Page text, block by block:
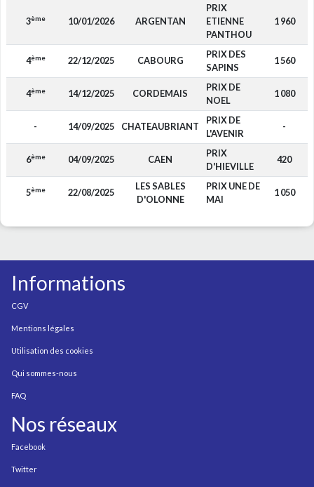
3ème 10/01/2026 ARGENTAN
PRIX
ETIENNE
PANTHOU
1 960
4ème 22/12/2025 CABOURG
PRIX DES
SAPINS
1 560
4ème 14/12/2025 CORDEMAIS
PRIX DE
NOEL
1 080
- 14/09/2025 CHATEAUBRIANT
PRIX DE
L'AVENIR
-
6ème 04/09/2025 CAEN
PRIX
D'HIEVILLE
420
5ème 22/08/2025
LES SABLES
D'OLONNE
PRIX UNE DE
MAI
1 050
Informations
CGV
Mentions légales
Utilisation des cookies
Qui sommes-nous
FAQ
Nos réseaux
Facebook
Twitter